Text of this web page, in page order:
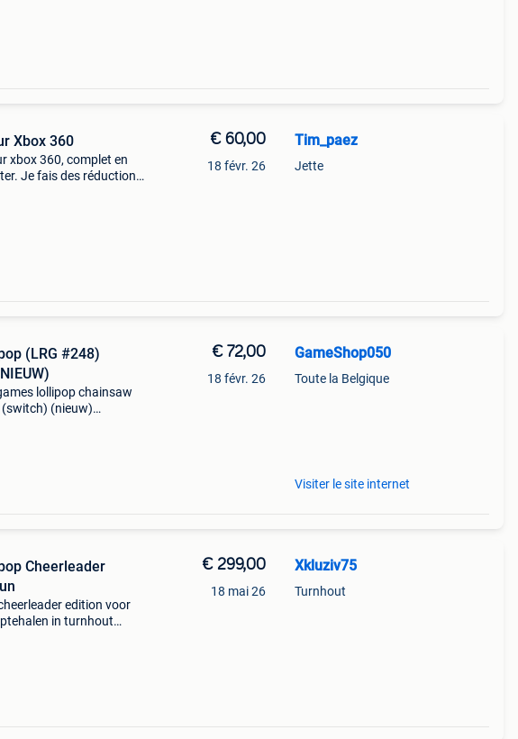
Xbox 360
xbox 360, complet en
Je fais des réductions
€ 60,00
18 févr. 26
Tim_paez
Jette
(LRG #248)
lollipop chainsaw
(nieuw)
€ 72,00
18 févr. 26
GameShop050
Toute la Belgique
Visiter le site internet
Cheerleader
edition voor
in turnhout
€ 299,00
18 mai 26
Xkluziv75
Turnhout